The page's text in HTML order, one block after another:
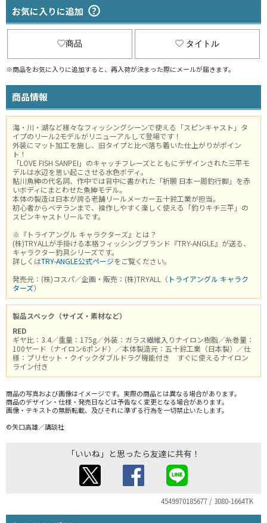
お気に入りに追加
商品 タイトル
※商品をお気に入りに追加すると、再入荷が決まった際にメールが届きます。
商品情報
海・川・湖など様々なフィッシングシーンで使える「スピンキャスト」タ
イプのリール2モデルがリニューアルして登場です！
外装にマット加工を施し、旧タイプと比べ落ち着いた仕上がりがポイン
ト！
「LOVE FISH SANPEI」のキャッチフレーズとともにデザインされた三平モ
デルは水辺を思い起こさせる水色ボディ。
鮎川魚紳の代名詞、作中では背中に書かれた「祈願 日本一周釣行脚」を赤
いボディにまとわせた魚紳モデル。
本体の製造は日本が誇る老舗リールメーカー五十鈴工業が担当。
初心者からベテランまで、操作しやすく楽しく使える「釣りキチ三平」の
スピンキャストリールです。
※『トライアングル キャラクターズ』とは？
(株)TRYALLが手掛ける本格フィッシングブランド『TRY-ANGLE』が送る、
キャラクター釣具シリーズです。
詳しくはTRY-ANGLE公式ページをご覧ください。
発売元：(株)コスパ／企画・販売：(株)TRYALL（ トライアングル キャラク
ターズ）
製品スペック（サイズ・素材など）
RED
ギヤ比：3.4／重量：175g／外装：ガラス繊維入りナイロン樹脂／糸巻量：
100ヤード（ナイロン6ポンド）／本体製造元：五十鈴工業（日本製）／仕
様：プリセット・クイックダブルドラグ機能付き すぐに使えるナイロン
ライン付き
商品の写真および画像はイメージです。実際の商品とは異なる場合があります。
商品のデザイン・仕様・発売日などは予告なく変更となる場合があります。
画像・テキストの無断転載、及びそれに準ずる行為を一切禁止いたします。
©矢口高雄／講談社
「いいね」と思ったら友達に共有！
4549970185677 / 3080-1664TK